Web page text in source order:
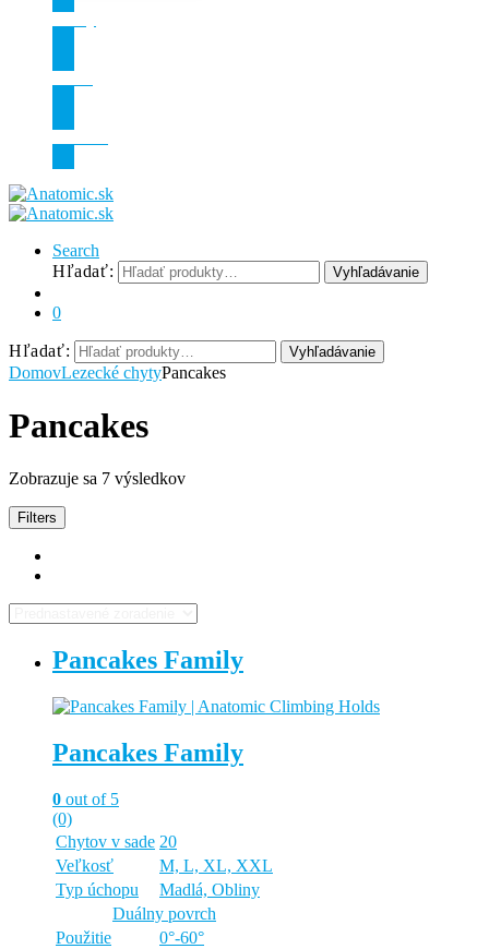
Search
Hľadať:
Vyhľadávanie
0
Hľadať: Vyhľadávanie
DomovLezecké chytyPancakes
Pancakes
Zobrazuje sa 7 výsledkov
Filters
Pancakes Family
Pancakes Family
0 out of 5
(0)
Chytov v sade 20
Veľkosť
M, L, XL, XXL
Typ úchopu
Madlá, Obliny
Duálny povrch
Použitie
0°-60°